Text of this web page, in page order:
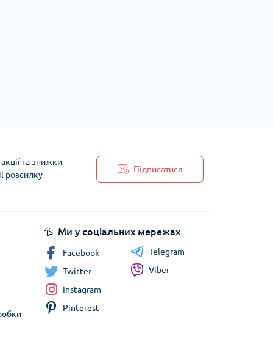
та знижки
розсилку
Підписатися
Ми у соціальних мережах
Facebook
Twitter
Instagram
Pinterest
Telegram
Viber